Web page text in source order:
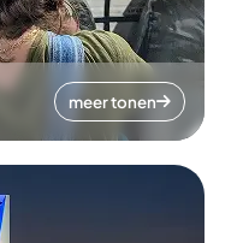
meer tonen